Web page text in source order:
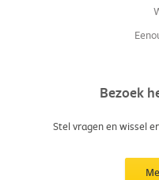
Bezoek
Stel vragen en wissel